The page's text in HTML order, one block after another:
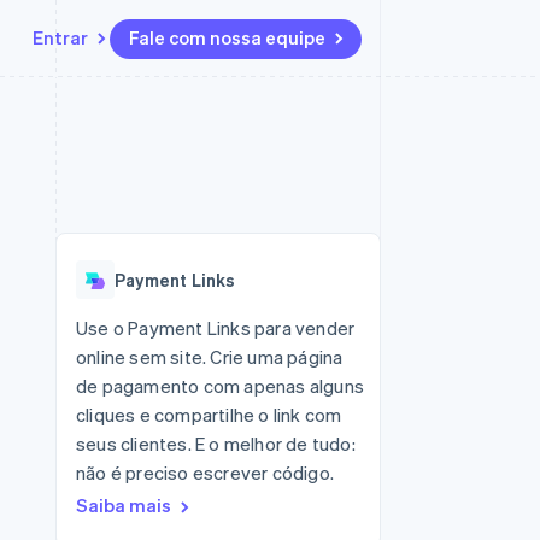
Entrar Fale com nossa equipe
Radar
Incorporação de startups
Climate
Remoção de carbono
Status da API
Payment Links
Use o Payment Links para vender
online sem site. Crie uma página
de pagamento com apenas alguns
cliques e compartilhe o link com
seus clientes. E o melhor de tudo:
não é preciso escrever código.
Saiba mais